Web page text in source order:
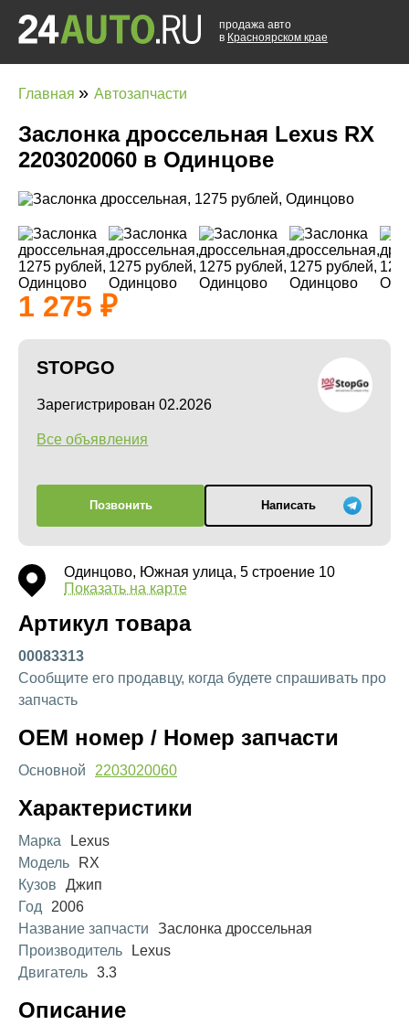
продажа авто
в Красноярском крае
Главная » Автозапчасти
Заслонка дроссельная Lexus RX
2203020060 в Одинцове
1 275
STOPGO
Зарегистрирован 02.2026
Все объявления
Позвонить Написать
Одинцово, Южная улица, 5 строение 10
Показать на карте
Артикул товара
00083313
Сообщите его продавцу, когда будете спрашивать про
запчасть
OEM номер / Номер запчасти
Основной 2203020060
Характеристики
Марка
Lexus
Модель
RX
Кузов
Джип
Год
2006
Название запчасти
Заслонка дроссельная
Производитель
Lexus
Двигатель 3.3
Описание